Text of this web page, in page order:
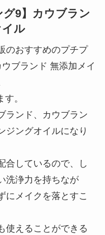
グ9】カウブラン
イル
のおすすめのプチプ
ブランド 無添加メイ
。
ランド、カウブラン
ジングオイルになり
合しているので、し
洗浄力を持ちなが
にメイクを落とすこ
使えることができる